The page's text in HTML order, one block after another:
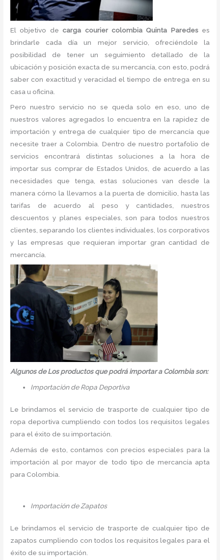
El objetivo de carga courier colombia Quinta Paredeses
brindarle cada día un mejor servicio, ofreciéndole la
posibilidad de tener un seguimiento detallado de la
ubicación y posición exacta de su mercancía, con esto, podrá
saber con exactitud y veracidad el tiempo de entrega en su
casa u oficina.
Pero nuestro servicio no se queda solo en eso, uno de
nuestros valores agregados lo encuentra en la rapidez de
importación y entrega de cualquier tipo de mercancía que
necesite traer a Colombia. Dentro de nuestro portafolio de
servicios encontrará distintas soluciones a la hora de
importar sus comprar de Estados Unidos, de acuerdo a las
necesidades que tenga, estas soluciones van desde la
manera cómo la llevamos a la puerta de domicilio, hasta las
tarifas de acuerdo al peso y cantidades, nuestros
descuentos y planes especiales, son para todos nuestros
clientes, separando los clientes individuales, los corporativos
y las empresas que requieran importar gran cantidad de
mercancía.
Algunos de Los productos que podrá importar a Colombia son:
Importación de Ropa Deportiva
Le brindamos el servicio de trasporte de cualquier tipo de
ropa deportiva cumpliendo con todos los requisitos legales
para el éxito de su importación.
Además de esto, contamos con precios especiales para la
importación al por mayor de todo tipo de mercancía apta
para Colombia.
Importación de Zapatos
Le brindamos el servicio de trasporte de cualquier tipo de
zapatos cumpliendo con todos los requisitos legales para el
éxito de su importación.